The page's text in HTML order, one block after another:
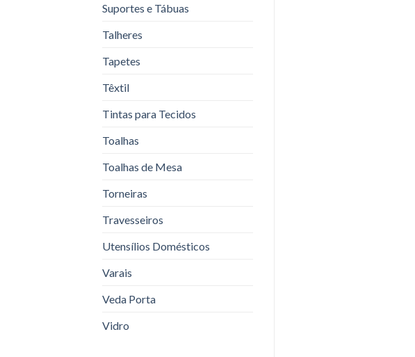
Suportes e Tábuas
Talheres
Tapetes
Têxtil
Tintas para Tecidos
Toalhas
Toalhas de Mesa
Torneiras
Travesseiros
Utensílios Domésticos
Varais
Veda Porta
Vidro